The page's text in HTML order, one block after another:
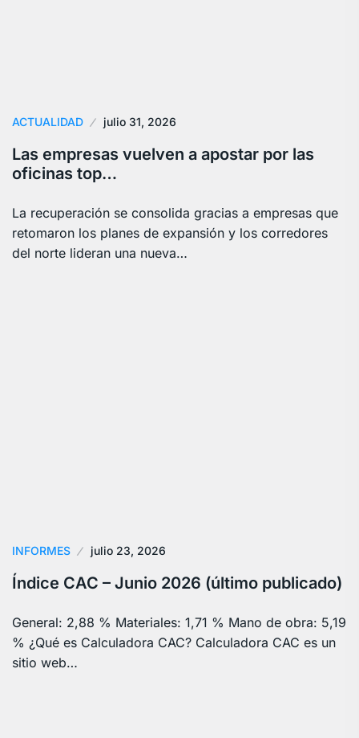
ACTUALIDAD julio 31, 2026
Las empresas vuelven a apostar por las
oficinas top…
La recuperación se consolida gracias a empresas que
retomaron los planes de expansión y los corredores
del norte lideran una nueva…
INFORMES julio 23, 2026
Índice CAC – Junio 2026 (último publicado)
General: 2,88 % Materiales: 1,71 % Mano de obra: 5,19
% ¿Qué es Calculadora CAC? Calculadora CAC es un
sitio web…